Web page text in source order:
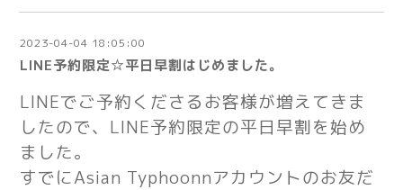
2023-04-04 18:05:00
LINE予約限定☆平日早割はじめました。
LINEでご予約くださるお客様が増えてきま
したので、LINE予約限定の平日早割を始め
ました。
すでにAsian Typhoonnアカウントのお友だ